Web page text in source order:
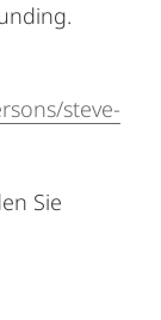
steve-
Sie